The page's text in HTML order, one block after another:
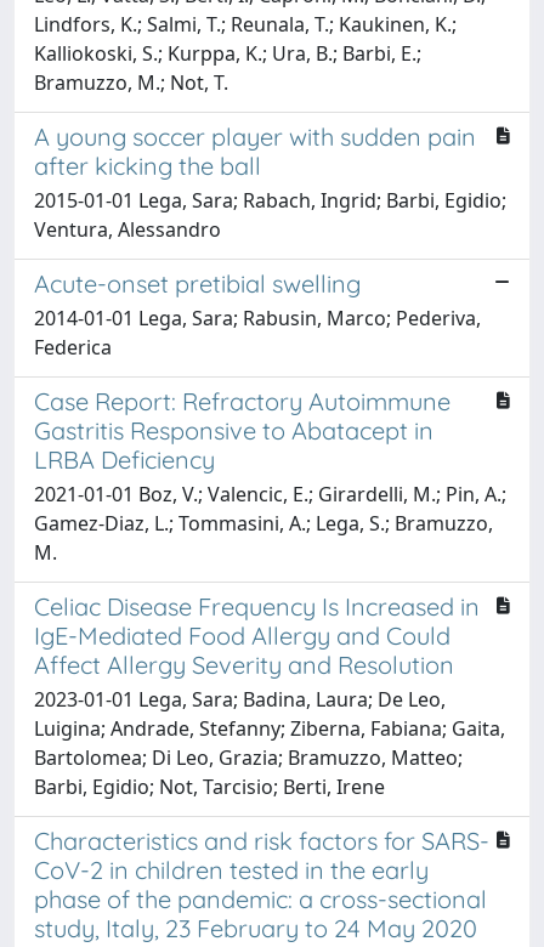
Lindfors, K.; Salmi, T.; Reunala, T.; Kaukinen, K.;
Kalliokoski, S.; Kurppa, K.; Ura, B.; Barbi, E.;
Bramuzzo, M.; Not, T.
A young soccer player with sudden pain
after kicking the ball
2015-01-01 Lega, Sara; Rabach, Ingrid; Barbi, Egidio;
Ventura, Alessandro
Acute-onset pretibial swelling
2014-01-01 Lega, Sara; Rabusin, Marco; Pederiva,
Federica
Case Report: Refractory Autoimmune
Gastritis Responsive to Abatacept in
LRBA Deficiency
2021-01-01 Boz, V.; Valencic, E.; Girardelli, M.; Pin, A.;
Gamez-Diaz, L.; Tommasini, A.; Lega, S.; Bramuzzo,
M.
Celiac Disease Frequency Is Increased in
IgE-Mediated Food Allergy and Could
Affect Allergy Severity and Resolution
2023-01-01 Lega, Sara; Badina, Laura; De Leo,
Luigina; Andrade, Stefanny; Ziberna, Fabiana; Gaita,
Bartolomea; Di Leo, Grazia; Bramuzzo, Matteo;
Barbi, Egidio; Not, Tarcisio; Berti, Irene
Characteristics and risk factors for SARS-
CoV-2 in children tested in the early
phase of the pandemic: a cross-sectional
study, Italy, 23 February to 24 May 2020